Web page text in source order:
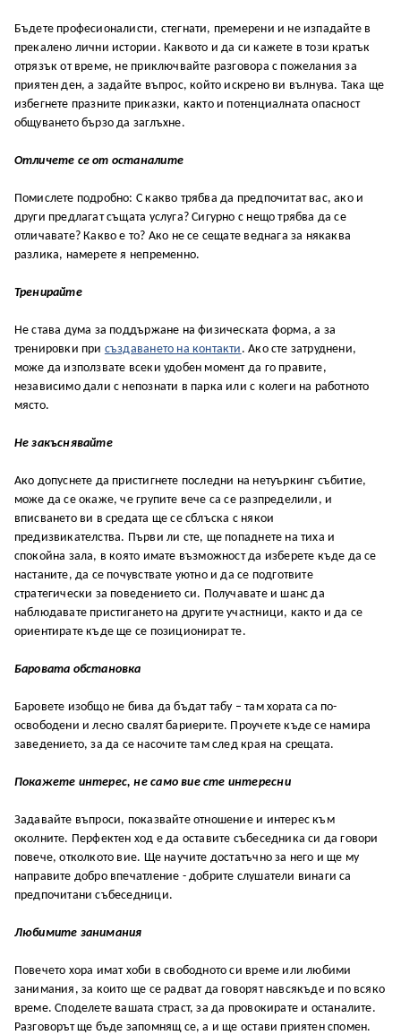
Бъдете професионалисти, стегнати, премерени и не изпадайте в
прекалено лични истории. Каквото и да си кажете в този кратък
отрязък от време, не приключвайте разговора с пожелания за
приятен ден, а задайте въпрос, който искрено ви вълнува. Така ще
избегнете празните приказки, както и потенциалната опасност
общуването бързо да заглъхне.
Отличете се от останалите
Помислете подробно: С какво трябва да предпочитат вас, ако и
други предлагат същата услуга? Сигурно с нещо трябва да се
отличавате? Какво е то? Ако не се сещате веднага за някаква
разлика, намерете я непременно.
Тренирайте
Не става дума за поддържане на физическата форма, а за
тренировки при създаването на контакти . Ако сте затруднени,
може да използвате всеки удобен момент да го правите,
независимо дали с непознати в парка или с колеги на работното
място.
Не закъснявайте
Ако допуснете да пристигнете последни на нетуъркинг събитие,
може да се окаже, че групите вече са се разпределили, и
вписването ви в средата ще се сблъска с някои
предизвикателства. Първи ли сте, ще попаднете на тиха и
спокойна зала, в която имате възможност да изберете къде да се
настаните, да се почувствате уютно и да се подготвите
стратегически за поведението си. Получавате и шанс да
наблюдавате пристигането на другите участници, както и да се
ориентирате къде ще се позиционират те.
Баровата обстановка
Баровете изобщо не бива да бъдат табу – там хората са по-
освободени и лесно свалят бариерите. Проучете къде се намира
заведението, за да се насочите там след края на срещата.
Покажете интерес, не само вие сте интересни
Задавайте въпроси, показвайте отношение и интерес към
околните. Перфектен ход е да оставите събеседника си да говори
повече, отколкото вие. Ще научите достатъчно за него и ще му
направите добро впечатление - добрите слушатели винаги са
предпочитани събеседници.
Любимите занимания
Повечето хора имат хоби в свободното си време или любими
занимания, за които ще се радват да говорят навсякъде и по всяко
време. Споделете вашата страст, за да провокирате и останалите.
Разговорът ще бъде запомнящ се, а и ще остави приятен спомен.